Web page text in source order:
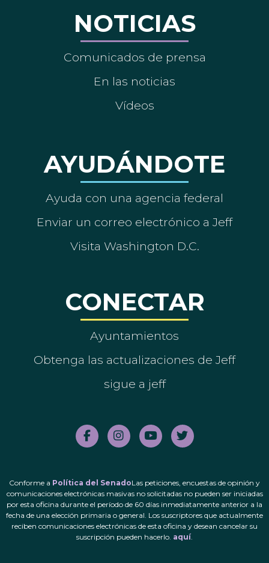
NOTICIAS
Comunicados de prensa
En las noticias
Vídeos
AYUDÁNDOTE
Ayuda con una agencia federal
Enviar un correo electrónico a Jeff
Visita Washington D.C.
CONECTAR
Ayuntamientos
Obtenga las actualizaciones de Jeff
sigue a jeff
Conforme a Política del SenadoLas peticiones, encuestas de opinión y
comunicaciones electrónicas masivas no solicitadas no pueden ser iniciadas
por esta oficina durante el período de 60 días inmediatamente anterior a la
fecha de una elección primaria o general. Los suscriptores que actualmente
reciben comunicaciones electrónicas de esta oficina y desean cancelar su
suscripción pueden hacerlo. aquí